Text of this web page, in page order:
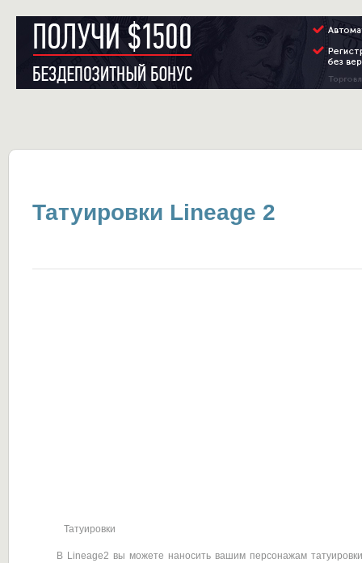
Татуировки Lineage 2
Татуировки
В Lineage2 вы можете наносить вашим персонажам